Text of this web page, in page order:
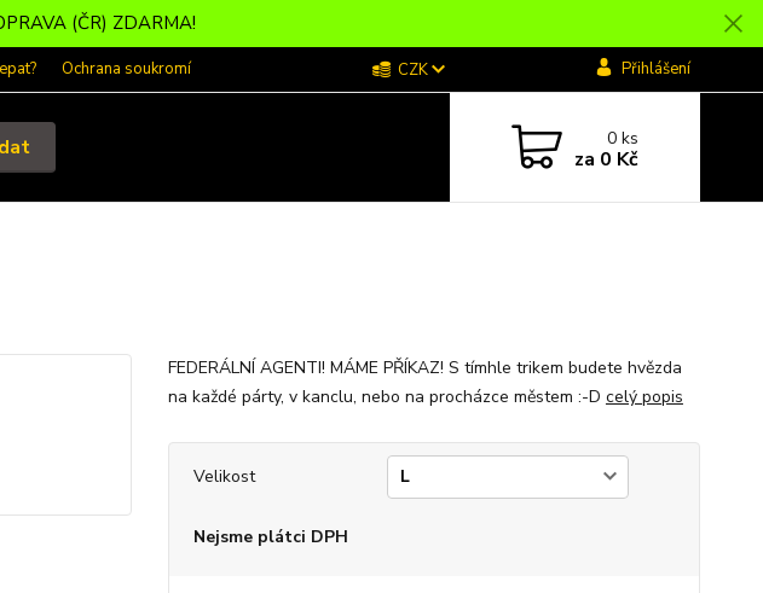
(ČR) ZDARMA!
Ochrana soukromí CZK Přihlášení
0ks
za 0 Kč
FEDERÁLNÍ AGENTI! MÁME PŘÍKAZ! S tímhle trikem budete hvězda
na každé párty, v kanclu, nebo na procházce městem :-D celý popis
Velikost
Nejsme plátci DPH